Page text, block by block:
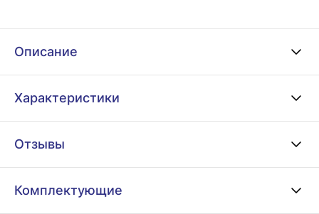
Описание
Характеристики
Отзывы
Комплектующие